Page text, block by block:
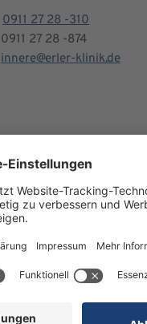
0911 27 28 -310
0911 27 28 -874
innere@erler-klinik.de